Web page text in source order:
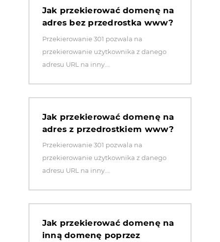
Jak przekierować domenę na
adres bez przedrostka www?
Przekierowanie 301 pozwala na
przekierowanie użytkownika z danego
adresu URL na inny....
Jak przekierować domenę na
adres z przedrostkiem www?
Przekierowanie 301 pozwala na
przekierowanie użytkownika z danego
adresu URL na inny....
Jak przekierować domenę na
inną domenę poprzez